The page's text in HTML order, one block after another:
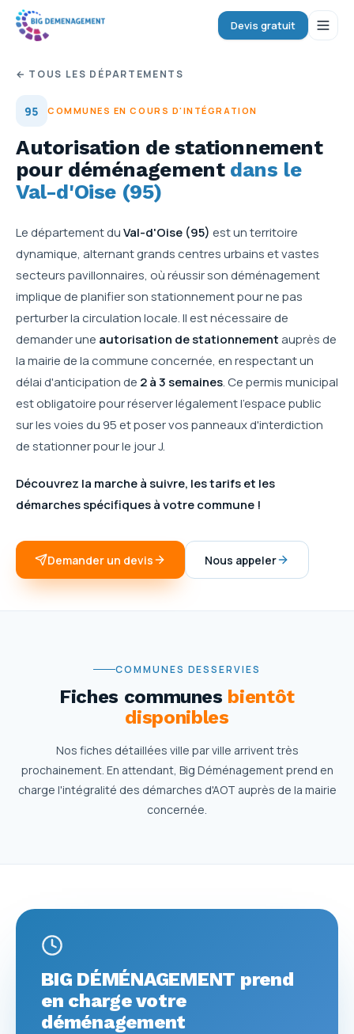
Devis gratuit
← TOUS LES DÉPARTEMENTS
95 COMMUNES EN COURS D'INTÉGRATION
Autorisation de stationnement
pour déménagement dans le
Val-d'Oise (95)
Le département duVal-d'Oise (95) est un territoire
dynamique, alternant grands centres urbains et vastes
secteurs pavillonnaires, où réussir son déménagement
implique de planifier son stationnement pour ne pas
perturber la circulation locale. Il est nécessaire de
demander une autorisation de stationnementauprès de
la mairie de la commune concernée, en respectant un
délai d'anticipation de 2 à 3 semaines. Ce permis municipal
est obligatoire pour réserver légalement l'espace public
sur les voies du 95 et poser vos panneaux d'interdiction
de stationner pour le jour J.
Découvrez la marche à suivre, les tarifs et les
démarches spécifiques à votre commune !
Demander un devis Nous appeler
COMMUNES DESSERVIES
Fiches communes bientôt
disponibles
Nos fiches détaillées ville par ville arrivent très
prochainement. En attendant, Big Déménagement prend en
charge l'intégralité des démarches d'AOT auprès de la mairie
concernée.
BIG DÉMÉNAGEMENT prend
en charge votre
déménagement